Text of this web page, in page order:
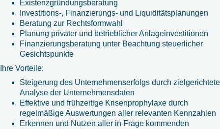
Existenzgründungsberatung
Investitions-, Finanzierungs- und Liquiditätsplanungen
Beratung zur Rechtsformwahl
Planung privater und betrieblicher Anlageinvestitionen
Finanzierungsberatung unter Beachtung steuerlicher
Gesichtspunkte
Ihre Vorteile:
Steigerung des Unternehmenserfolgs durch zielgerichtete
Analyse der Unternehmensdaten
Effektive und frühzeitige Krisenprophylaxe durch
regelmäßige Auswertungen aller relevanten Kennzahlen
Erkennen und Nutzen aller in Frage kommenden